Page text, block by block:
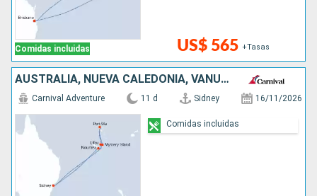
Comidas incluidas US$ 565 +Tasas
AUSTRALIA, NUEVA CALEDONIA, VANUATU
Carnival Adventure 11 d Sidney 16/11/2026
Comidas incluidas